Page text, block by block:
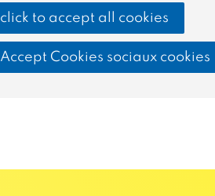
click to accept all cookies
Accept Cookies sociaux cookies